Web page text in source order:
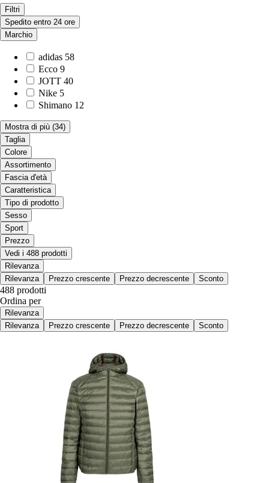
Filtri
Spedito entro 24 ore
Marchio
adidas 58
Ecco 9
JOTT 40
Nike 5
Shimano 12
Mostra di più (34)
Taglia
Colore
Assortimento
Fascia d'età
Caratteristica
Tipo di prodotto
Sesso
Sport
Prezzo
Vedi i 488 prodotti
Rilevanza
Rilevanza
Prezzo crescente Prezzo decrescente Sconto
488 prodotti
Ordina per
Rilevanza
Rilevanza
Prezzo crescente Prezzo decrescente Sconto